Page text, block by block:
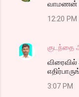
வாமணன் -
12:20 PM
குடந்தை
3:07 PM